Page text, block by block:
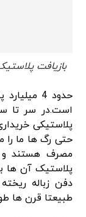
بازیافت
است.در سر تا
پلاستیکی
حتی رگ ها ما را
مصرف هستند و
پلاستیک آن ها
دفن زباله
طبیعتا قرن ها